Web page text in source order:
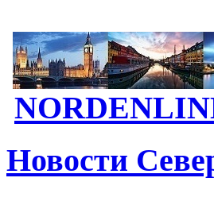
Новости